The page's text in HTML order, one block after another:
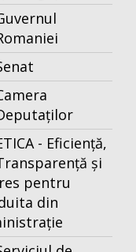
- Eficiență,
și
pentru
din